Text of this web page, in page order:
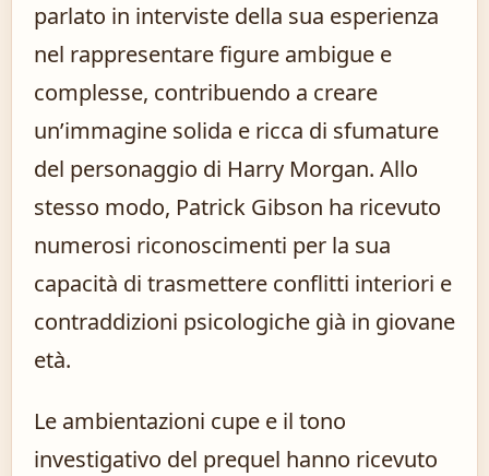
parlato in interviste della sua esperienza
nel rappresentare figure ambigue e
complesse, contribuendo a creare
un’immagine solida e ricca di sfumature
del personaggio di Harry Morgan. Allo
stesso modo, Patrick Gibson ha ricevuto
numerosi riconoscimenti per la sua
capacità di trasmettere conflitti interiori e
contraddizioni psicologiche già in giovane
età.
Le ambientazioni cupe e il tono
investigativo del prequel hanno ricevuto